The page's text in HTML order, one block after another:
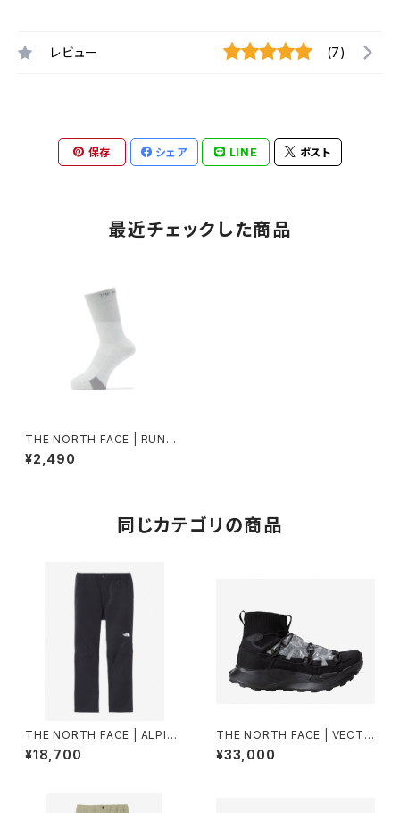
レビュー (7)
保存 シェア LINE ポスト
最近チェックした商品
THE NORTH FACE | RUNNE
RS LIGHTCREW | TNFホワイ
ト | Unisex
¥2,490
同じカテゴリの商品
THE NORTH FACE | ALPINE
LIGHT PANT NB82501 | ブラ
ック | Men
¥18,700
THE NORTH FACE | VECTI
VBREEZEDCF NF52641 | TF
Nブラック/TFNブラック | Unis
¥33,000